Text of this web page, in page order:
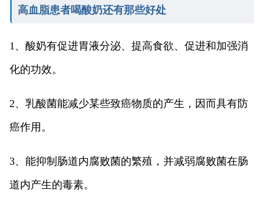
高血脂患者喝酸奶还有那些好处
1、酸奶有促进胃液分泌、提高食欲、促进和加强消
化的功效。
2、乳酸菌能减少某些致癌物质的产生，因而具有防
癌作用。
3、能抑制肠道内腐败菌的繁殖，并减弱腐败菌在肠
道内产生的毒素。